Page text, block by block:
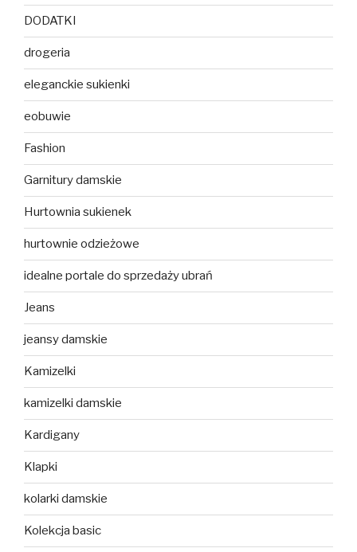
DODATKI
drogeria
eleganckie sukienki
eobuwie
Fashion
Garnitury damskie
Hurtownia sukienek
hurtownie odzieżowe
idealne portale do sprzedaży ubrań
Jeans
jeansy damskie
Kamizelki
kamizelki damskie
Kardigany
Klapki
kolarki damskie
Kolekcja basic